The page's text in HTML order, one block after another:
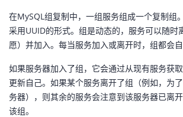
在MySQL组复制中，一组服务组成一个复制组
采用UUID的形式。组是动态的，服务可以随时
愿）并加入。每当服务加入或离开时，组都会自
如果服务器加入了组，它会通过从现有服务获
更新自己。如果某个服务离开了组（例如，为
务器），则其余的服务会注意到该服务器已离
该组。